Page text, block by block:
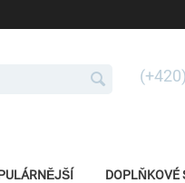
(+420)
DOPLŇKOVÉ